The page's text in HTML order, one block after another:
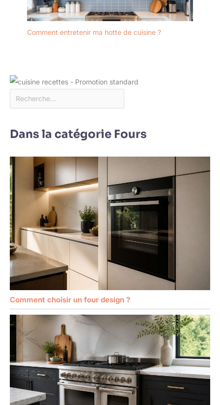
Comment entretenir ma hotte de cuisine ?
Dans la catégorie Fours
Comment choisir un four design ?